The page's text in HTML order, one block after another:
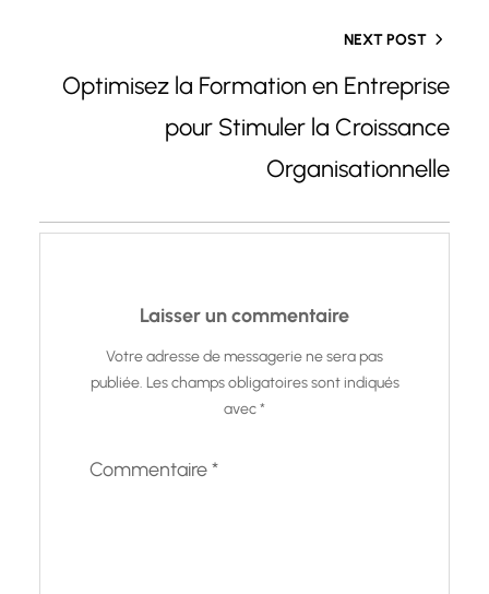
NEXT POST
Optimisez la Formation en Entreprise
pour Stimuler la Croissance
Organisationnelle
Laisser un commentaire
Votre adresse de messagerie ne sera pas
publiée. Les champs obligatoires sont indiqués
avec*
Commentaire*